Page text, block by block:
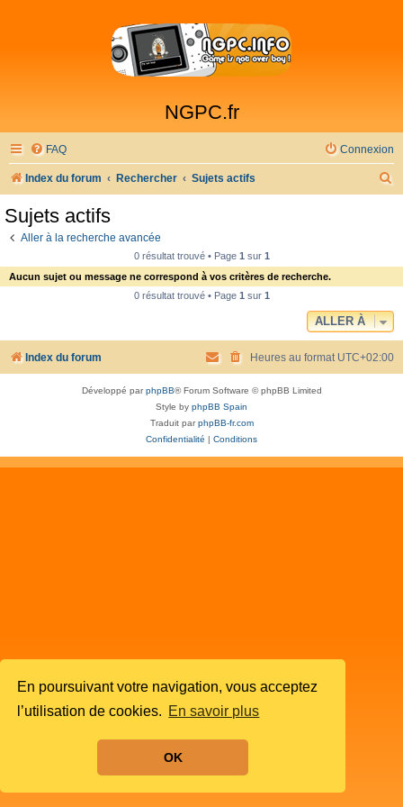
En poursuivant votre navigation, vous acceptez
l’utilisation de cookies. En savoir plus
OK
NGPC.fr
FAQ Connexion
Index du forum Rechercher Sujets actifs
h
Sujets actifs
Aller à la recherche avancée
0 résultat trouvé • Page 1sur 1
Aucun sujet ou message ne correspond à vos critères de recherche.
0 résultat trouvé • Page 1sur 1
ALLER À
Index du forum Heures au format UTC+02:00
Développé parphpBB® Forum Software © phpBB Limited
Style by phpBB Spain
Traduit parphpBB-fr.com
Confidentialité
Conditions